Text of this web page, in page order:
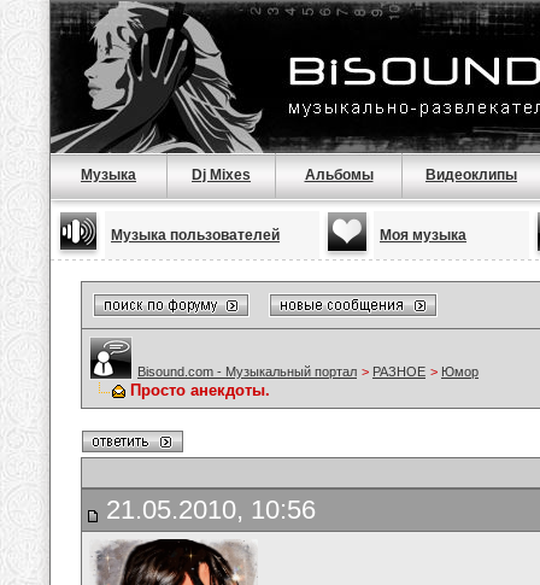
Музыка Dj Mixes Альбомы Видеоклипы
Музыка пользователей Моя музыка
Bisound.com - Музыкальный портал > РАЗНОЕ > Юмор
Просто анекдоты.
21.05.2010, 10:56